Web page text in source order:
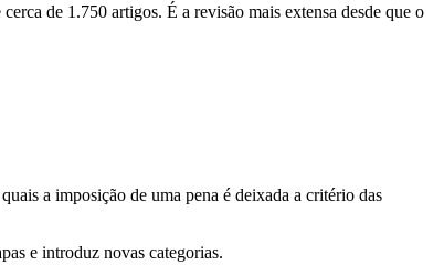
de 1.750 artigos. É a revisão mais extensa desde que o
a imposição de uma pena é deixada a critério das
e introduz novas categorias.